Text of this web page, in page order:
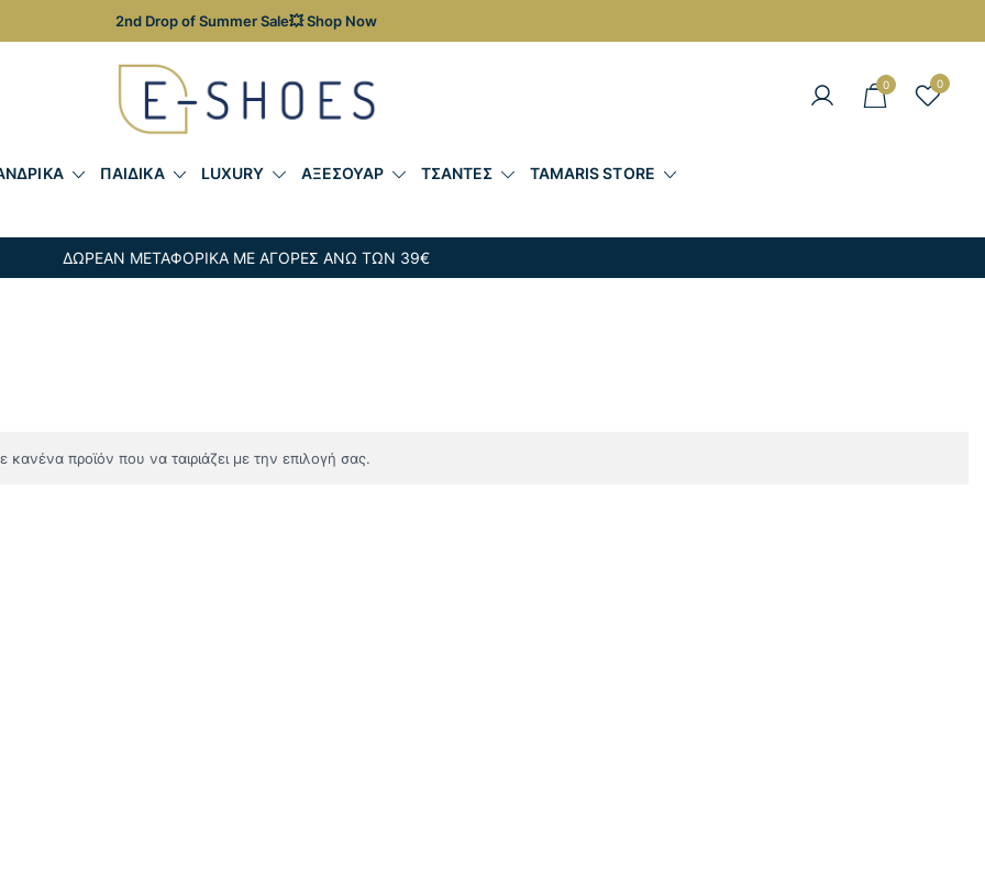
2nd Drop of Summer Sale💥 Shop Now
E-shoes
0 0
ΠΑΙΔΙΚΑ LUXURY ΑΞΕΣΟΥΑΡ ΤΣΑΝΤΕΣ TAMARIS STORE
ΔΩΡΕΑΝ ΜΕΤΑΦΟΡΙΚΑ ΜΕ ΑΓΟΡΕΣ ΑΝΩ ΤΩΝ 39€
κανένα προϊόν που να ταιριάζει με την επιλογή σας.